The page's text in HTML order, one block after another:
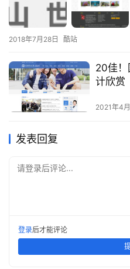
2018年7月28日 酷站
20佳！
计欣赏
2021年4
发表回复
请登录后评论...
登录后才能评论